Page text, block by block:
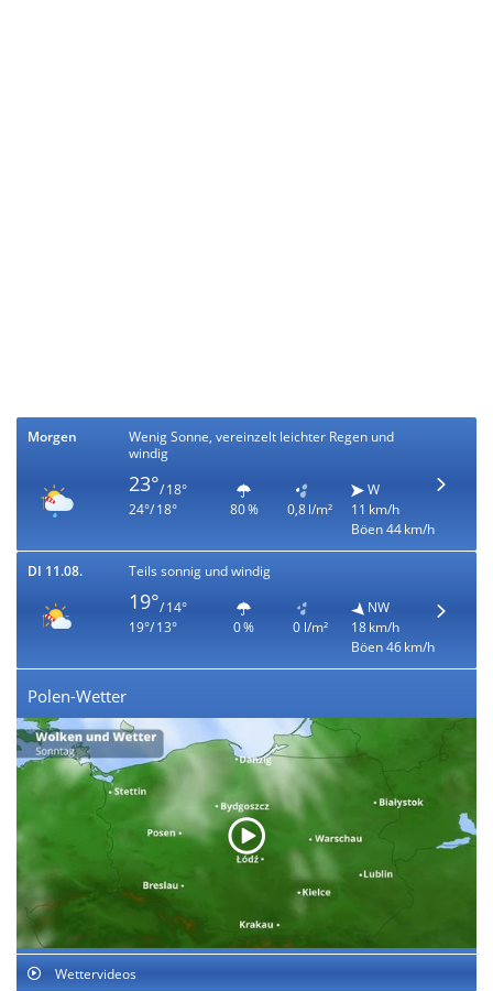
Morgen
Wenig Sonne, vereinzelt leichter Regen und
windig
23°/ 18°
24°/ 18°
80 % 0,8 l/m²
W
11 km/h
Böen 44 km/h
DI 11.08. Teils sonnig und windig
19°/ 14°
19°/ 13°
0 % 0 l/m²
NW
18 km/h
Böen 46 km/h
Polen-Wetter
Wettervideos